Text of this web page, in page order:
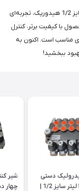
با شیر کنترل هیدرولیک دستی چهار دسته ۸۰ لیتر سایز 1/2 هیدورپک، تجربه‌ای
با کیفیت برتر، کنترل
مناسب است. اکنون به
ببخشید!
دستی
پنچ دسته ۴۰ لیتر سایز 1/2 |
شیر